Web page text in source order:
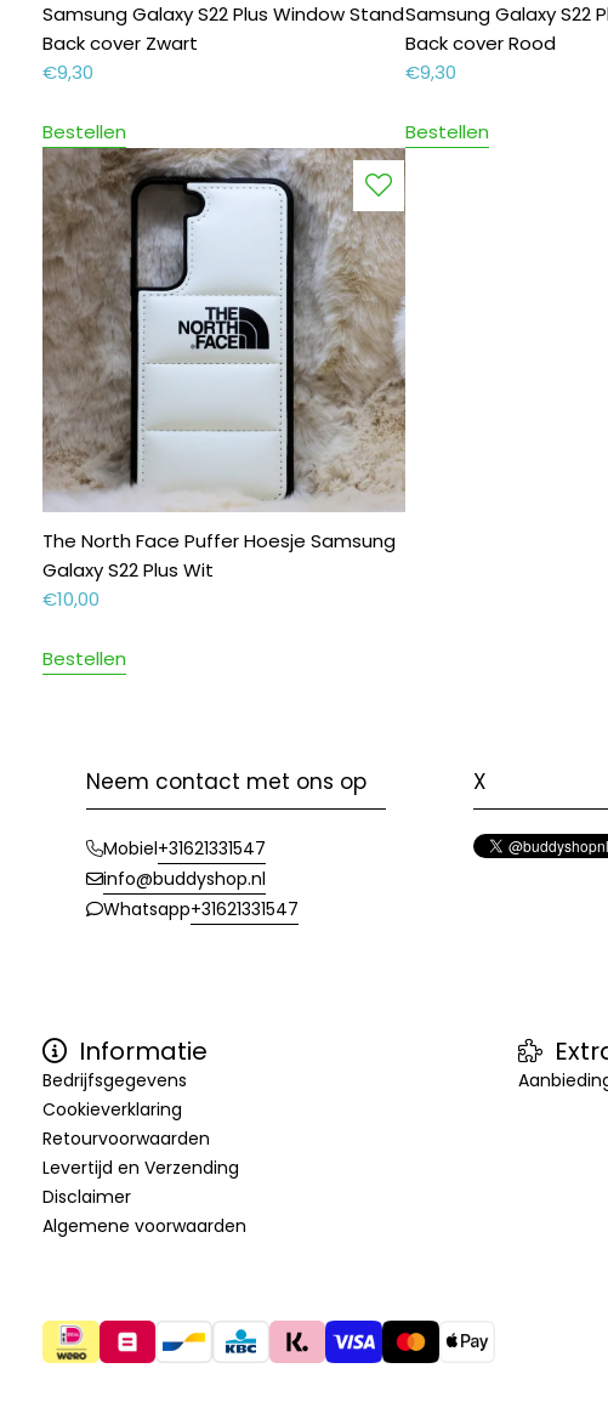
Samsung Galaxy S22 Plus Window Stand
Back cover Zwart
€9,30
Bestellen
Samsung Galaxy S22
Back cover Rood
€9,30
Bestellen
The North Face Puffer Hoesje Samsung
Galaxy S22 Plus Wit
€10,00
Bestellen
Neem contact met ons op
Mobiel+31621331547
info@buddyshop.nl
Whatsapp+31621331547
X
Informatie
Bedrijfsgegevens
Cookieverklaring
Retourvoorwaarden
Levertijd en Verzending
Disclaimer
Algemene voorwaarden